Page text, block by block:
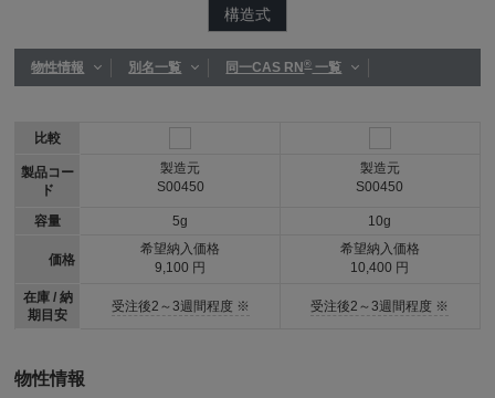
構造式
物性情報 別名一覧 同一CAS RN®一覧
比較
製品コー
ド
容量
価格
在庫 / 納
期目安
製造元
S00450
5g
希望納入価格
9,100 円
受注後2～3週間程度 ※
製造元
S00450
10g
希望納入価格
10,400 円
受注後2～3週間程度 ※
物性情報